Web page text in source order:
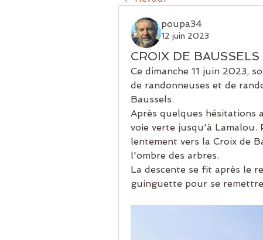
poupa34
12 juin 2023
CROIX DE BAUSSELS
Ce dimanche 11 juin 2023,
de randonneuses et de
Baussels.
Après quelques hésitations
voie verte jusqu'à Lamalou.
lentement vers la Croix de
l'ombre des arbres.
La descente se fit après le
guinguette pour se